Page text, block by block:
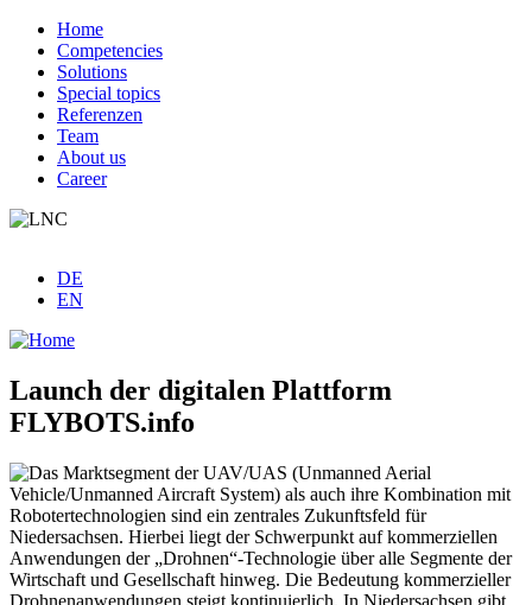
Skip
main
content
Hauptnavigation
Home
Competencies
Solutions
Special topics
Referenzen
Team
About us
Career
DE
EN
Launch der digitalen Plattform
FLYBOTS.info